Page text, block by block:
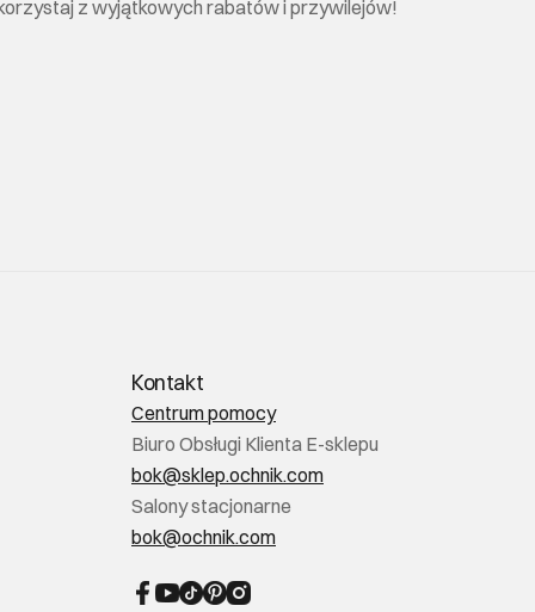
z wyjątkowych rabatów i przywilejów!
Kontakt
Centrum pomocy
Biuro Obsługi Klienta E-sklepu
bok@sklep.ochnik.com
Salony stacjonarne
bok@ochnik.com